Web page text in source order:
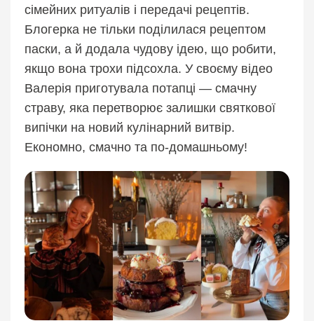
сімейних ритуалів і передачі рецептів.
Блогерка не тільки поділилася рецептом
паски, а й додала чудову ідею, що робити,
якщо вона трохи підсохла. У своєму відео
Валерія приготувала потапці — смачну
страву, яка перетворює залишки святкової
випічки на новий кулінарний витвір.
Економно, смачно та по-домашньому!